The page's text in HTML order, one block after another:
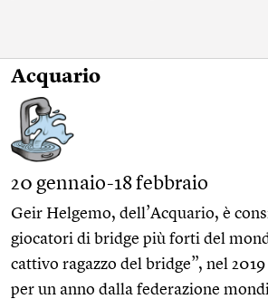
Acquario
20 gennaio-18 febbraio
Geir Helgemo, dell’Acquario, è
giocatori di bridge più forti del
cattivo ragazzo del bridge”, nel
per un anno dalla federazione